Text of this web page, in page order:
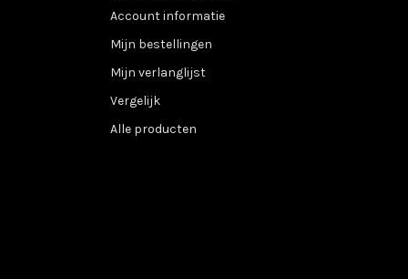
Account informatie
Mijn bestellingen
Mijn verlanglijst
Vergelijk
Alle producten